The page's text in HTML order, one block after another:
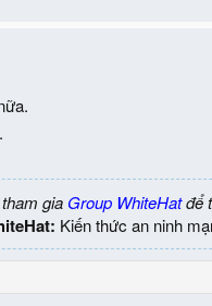
gia Group WhiteHatđể
Kiến thức an ninh